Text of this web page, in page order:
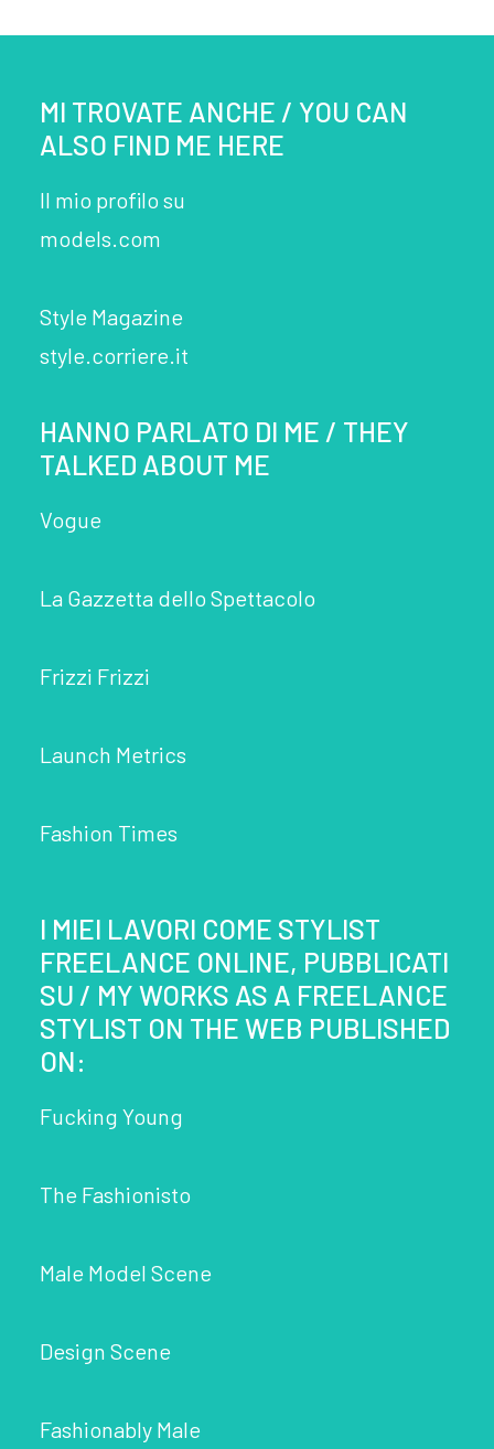
MI TROVATE ANCHE / YOU CAN
ALSO FIND ME HERE
Il mio profilo su
models.com
Style Magazine
style.corriere.it
HANNO PARLATO DI ME / THEY
TALKED ABOUT ME
Vogue
La Gazzetta dello Spettacolo
Frizzi Frizzi
Launch Metrics
Fashion Times
I MIEI LAVORI COME STYLIST
FREELANCE ONLINE, PUBBLICATI
SU / MY WORKS AS A FREELANCE
STYLIST ON THE WEB PUBLISHED
ON:
Fucking Young
The Fashionisto
Male Model Scene
Design Scene
Fashionably Male